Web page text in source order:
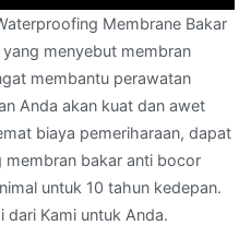
Membrane Bakar
menyebut membran
membantu perawatan
Anda akan kuat dan awet
biaya pemeriharaan, dapat
bakar anti bocor
untuk 10 tahun kedepan.
dari Kami untuk Anda.